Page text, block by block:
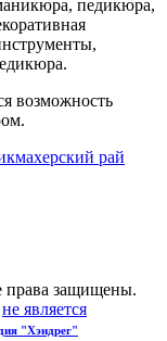
педикюра,
возможность
права защищены.
не является
"Хэндрег"